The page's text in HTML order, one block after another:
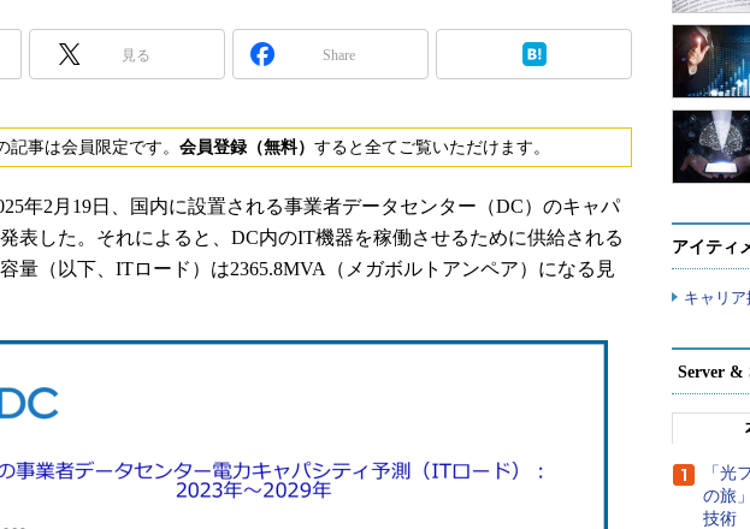
Test & Tools
見る Share
記事は会員限定です。 会員登録（無料） すると全てご覧いただけます。
年2月19日、国内に設置される事業者データセンター（DC）のキャパ
表した。それによると、DC内のIT機器を稼働させるために供給される
量（以下、ITロード）は2365.8MVA（メガボルトアンペア）になる見
アイティ
キャリ
Server &
「光
の旅
技術